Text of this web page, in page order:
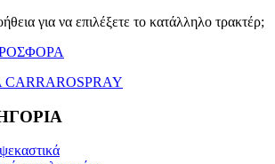
για να επιλέξετε το κατάλληλο τρακτέρ;